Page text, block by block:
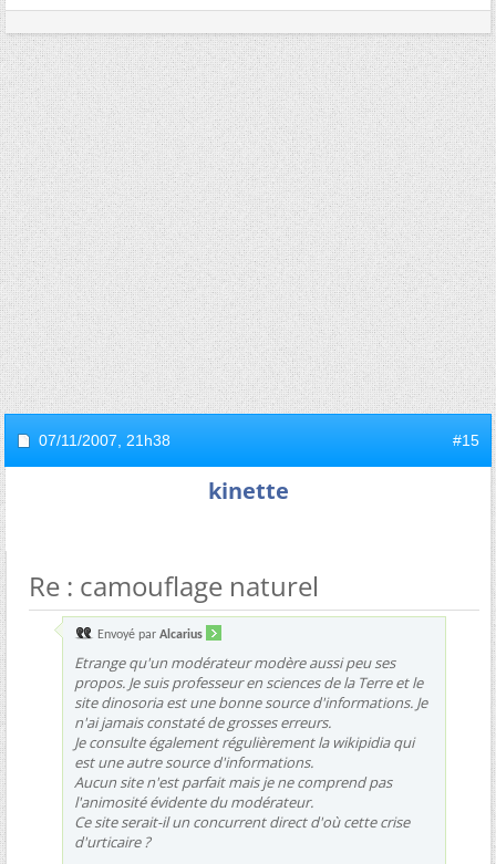
07/11/2007, 21h38 #15
kinette
Re : camouflage naturel
Envoyé par Alcarius
Etrange qu'un modérateur modère aussi peu ses
propos. Je suis professeur en sciences de la Terre et le
site dinosoria est une bonne source d'informations. Je
n'ai jamais constaté de grosses erreurs.
Je consulte également régulièrement la wikipidia qui
est une autre source d'informations.
Aucun site n'est parfait mais je ne comprend pas
l'animosité évidente du modérateur.
Ce site serait-il un concurrent direct d'où cette crise
d'urticaire ?